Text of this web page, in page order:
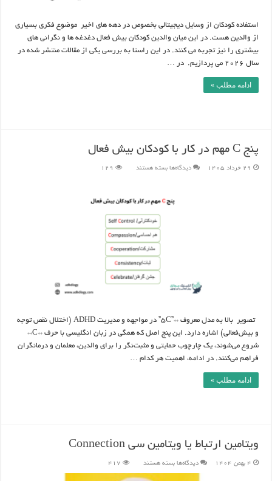
استفاده کودکان از وسایل دیجیتالی بخصوص در دهه های اخیر موضوع فکری بسیاری
از والدین هست. در این میان والدین کودکان بیش فعال دغدغه ها و نگرانی های
بیشتری را نیز تجربه می کنند. در این راستا به بررسی یکی از مقالات منتشر شده در
سال 2026 می پردازیم. در …
ادامه مطلب »
پنج C مهم در کار با کودکان بیش فعال
29 خرداد 1405 دیدگاه‌ها برای
کار
کودکان
بیش
فعال
بسته هستند 129
تصویر بالا به مدل معروف **”5C” در مواجهه و مدیریت ADHD (اختلال نقص توجه
و بیش‌فعالی) اشاره دارد. این پنج اصل که همگی در زبان انگلیسی با حرف **C**
شروع می‌شوند، یک چارچوب حمایتی و مثبت‌نگر را برای والدین، معلمان و درمانگران
فراهم می‌کنند. در ادامه، اهمیت هر کدام …
ادامه مطلب »
ویتامین ارتباط یا ویتامین سی Connection
4 بهمن 1404 دیدگاه‌ها برای
بسته هستند 417